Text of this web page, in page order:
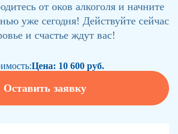
от оков алкоголя и начните
уже сегодня! Действуйте сейчас
и счастье ждут вас!
Оставить заявку
Цена: 10 600 руб.